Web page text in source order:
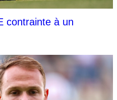
contrainte à un